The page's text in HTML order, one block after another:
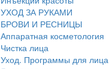
УХОД ЗА РУКАМИ
БРОВИ И РЕСНИЦЫ
Аппаратная косметология
Чистка лица
Уход. Программы для лица